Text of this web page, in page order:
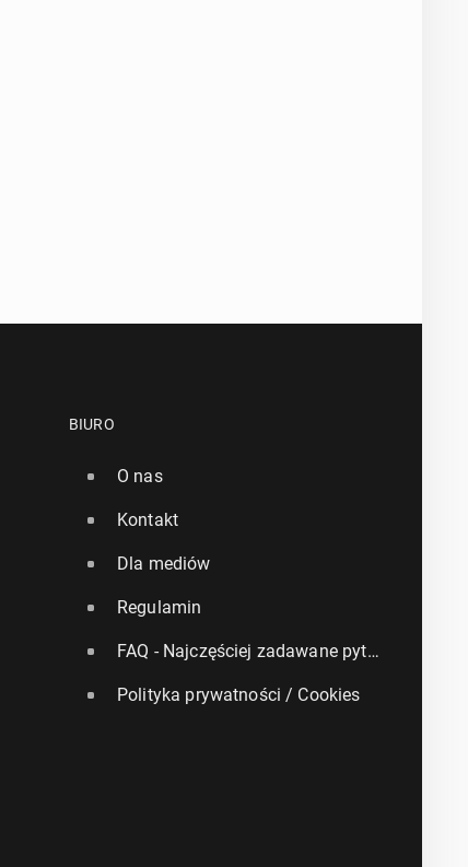
BIURO
O nas
Kontakt
Dla mediów
Regulamin
FAQ - Najczęściej zadawane pytania
Polityka prywatności / Cookies